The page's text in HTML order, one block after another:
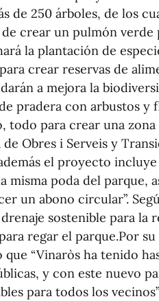
de 250 árboles, de los
crear un pulmón verde
la plantación de
crear reservas de
a mejora la
pradera con arbustos y
todo para crear una
Obres i Serveis y
el proyecto
misma poda del parque,
un abono circular”.
sostenible para la
regar el parque.Por
que “Vinaròs ha tenido
y con este nuevo
para todos los